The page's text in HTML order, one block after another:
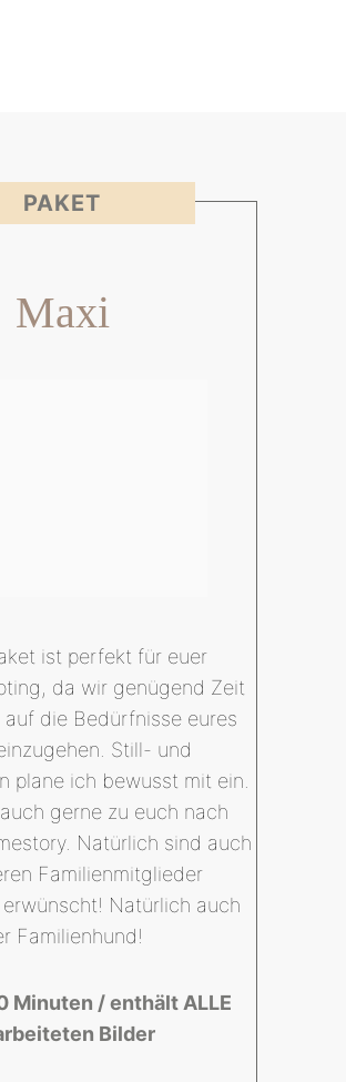
PAKET
Maxi
ist perfekt für euer
da wir genügend Zeit
die Bedürfnisse eures
Still- und
plane ich bewusst mit ein.
gerne zu euch nach
Natürlich sind auch
Familienmitglieder
Natürlich auch
Familienhund!
Minuten / enthält ALLE
Bilder